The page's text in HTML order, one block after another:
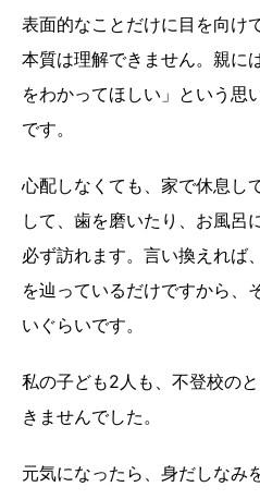
表面的なことだけに目を向け
本質は理解できません。親に
をわかってほしい」という思
です。
心配しなくても、家で休息し
して、歯を磨いたり、お風呂
必ず訪れます。言い換えれば
を辿っているだけですから、
いぐらいです。
私の子ども2人も、不登校の
きませんでした。
元気になったら、身だしなみ